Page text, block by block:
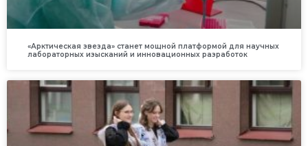
«Арктическая звезда» станет мощной платформой для научных
лабораторных изысканий и инновационных разработок